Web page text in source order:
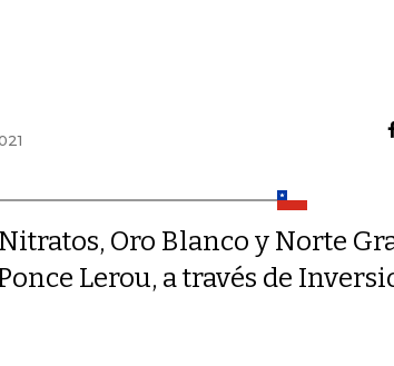
Oro Blanco y Norte
Lerou, a través de